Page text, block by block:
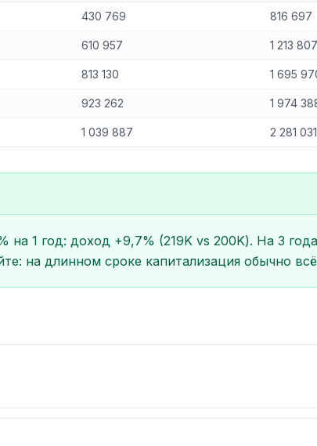
430 769 816 697
610 957 1 213 807
813 130 1 695
923 262 1 974
1 039 887 2 281 031
1 год: доход +9,7% (219K vs 200K). На 3
на длинном сроке капитализация обычно